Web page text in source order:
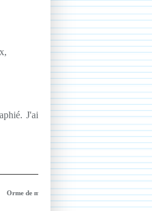
J'ai
Orme de montagne